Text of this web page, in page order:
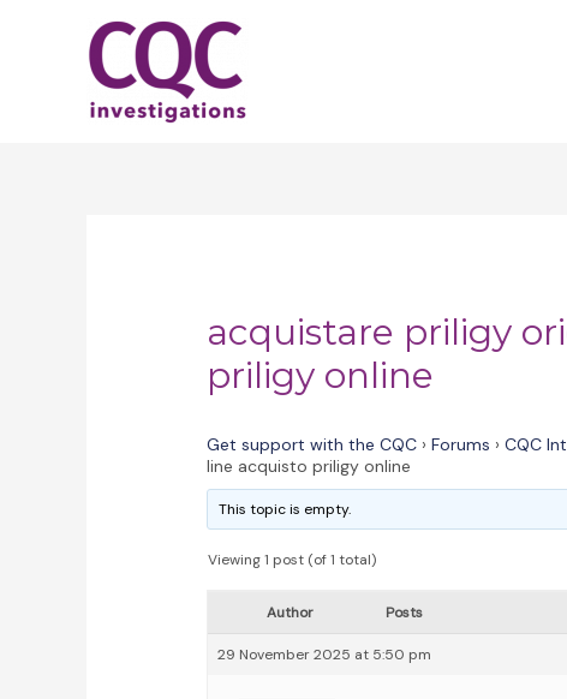
acquistare priligy
priligy online
Get support with the CQC › Forums › CQC
line acquisto priligy online
This topic is empty.
Viewing 1 post (of 1 total)
Author Posts
29 November 2025 at 5:50 pm